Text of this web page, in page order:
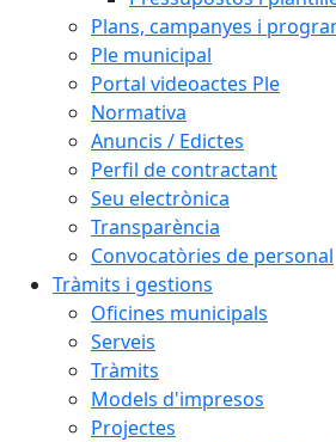
Plans, campanyes i
Ple municipal
Portal videoactes Ple
Normativa
Anuncis / Edictes
Perfil de contractant
Seu electrònica
Transparència
Convocatòries de personal
Tràmits i gestions
Oficines municipals
Serveis
Tràmits
Models d'impresos
Projectes